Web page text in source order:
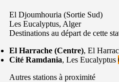
El Djoumhouria (Sortie Sud)
Les Eucalyptus, Alger
Destinations au départ de cette
El Harrache (Centre), El
Cité Ramdania, Les Eucalyptus
Autres stations à proximité